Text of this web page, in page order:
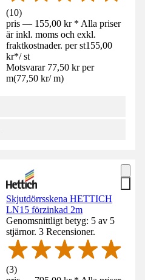
(10)
pris — 155,00 kr * Alla priser
är inkl. moms och exkl.
fraktkostnader. per st155,00
kr*/ st
Motsvarar 77,50 kr per
m(77,50 kr/ m)
Skjutdörrsskena HETTICH
LN15 förzinkad 2m
Genomsnittligt betyg: 5 av 5
stjärnor. 3 Recensioner.
(3)